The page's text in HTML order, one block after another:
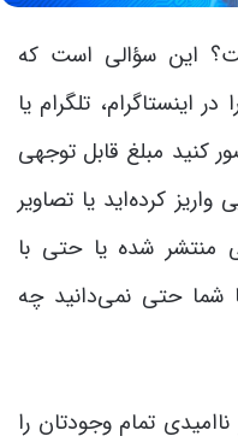
این سؤالی است که
اینستاگرام، تلگرام یا
کنید مبلغ قابل توجهی
واریز کرده‌اید یا تصاویر
شده یا حتی با
شما حتی نمی‌دانید چه
تمام وجودتان را